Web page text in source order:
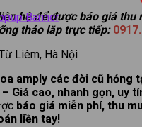
hệ để được báo giá thu
tháo lắp trực tiếp:
Liêm, Hà Nội
amply các đời cũ hỏng
Giá cao, nhanh gọn, uy
báo giá miễn phí, thu
liền tay!